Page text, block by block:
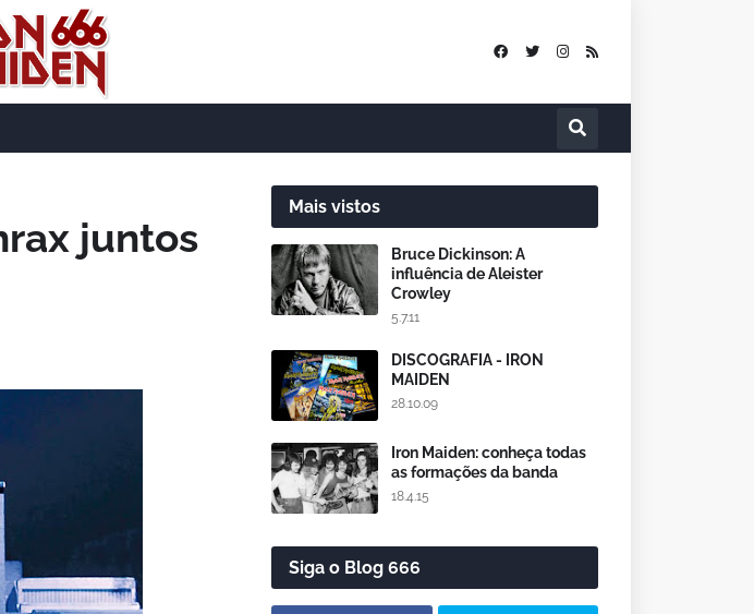
juntos
Mais vistos
Bruce Dickinson: A
influência de Aleister
Crowley
5.7.11
DISCOGRAFIA - IRON
MAIDEN
28.10.09
Iron Maiden: conheça todas
as formações da banda
18.4.15
Siga o Blog 666